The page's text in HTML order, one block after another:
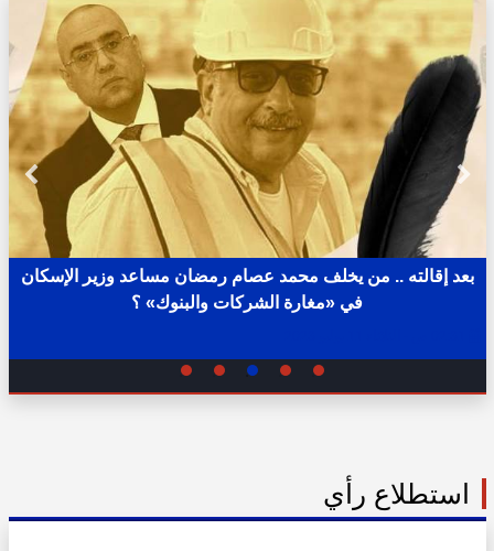
بعد إقالته .. من يخلف محمد عصام رمضان مساعد وزير الإسكان
في «مغارة الشركات والبنوك» ؟
استطلاع رأي